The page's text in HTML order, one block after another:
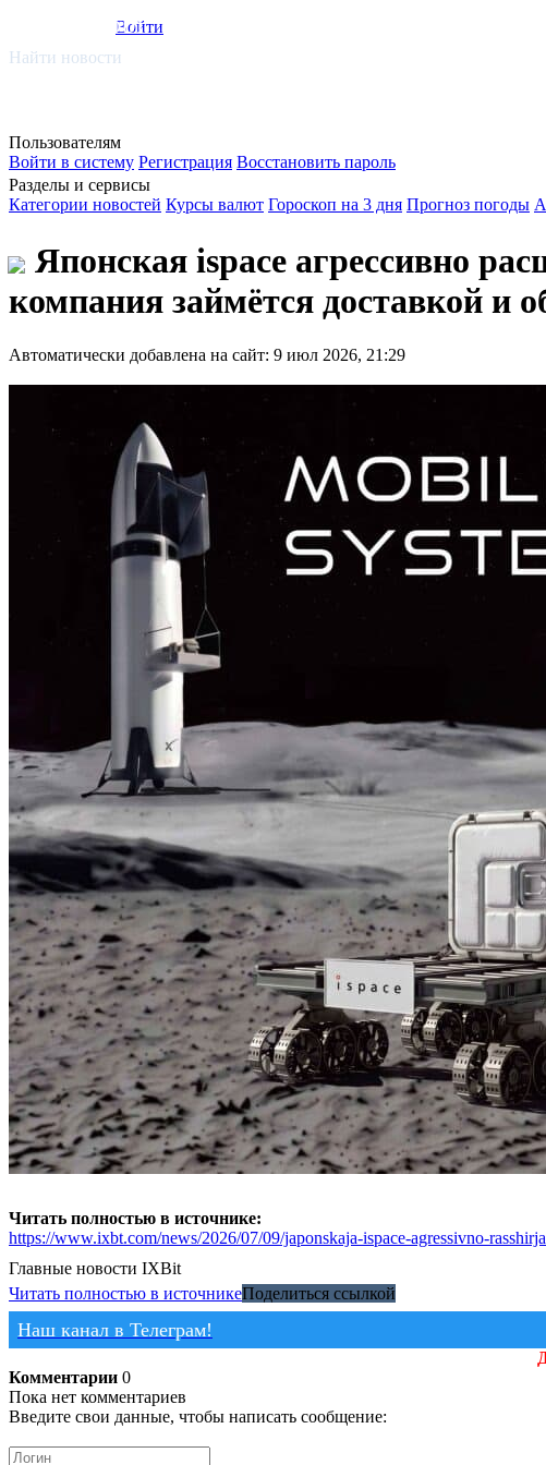
smi.mobi
Войти
Найти новости
Пользователям
Войти в систему Регистрация Восстановить пароль
Разделы и сервисы
Категории новостей Курсы валют Гороскоп на 3 дня Прогноз погоды
Японская ispace агрессивно
компания займётся доставкой и
Автоматически добавлена на сайт: 9 июл 2026, 21:29
Читать полностью в источнике:
https://www.ixbt.com/news/2026/07/09/japonskaja-ispace-agressivno-
Главные новости IXBit
Читать полностью в источникеПоделиться ссылкой
Наш канал в Телеграм!
Комментарии 0
Пока нет комментариев
Введите свои данные, чтобы написать сообщение: